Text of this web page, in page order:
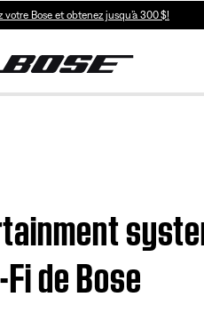
votre Bose et obtenez jusqu’à 300 $!
de Bose